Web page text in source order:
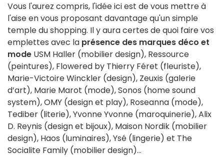
Vous l'aurez compris, l'idée ici est de vous mettre à
l'aise en vous proposant davantage qu'un simple
temple du shopping. Il y aura certes de quoi faire vos
emplettes avec la présence des marques déco et
mode USM Haller (mobilier design), Ressource
(peintures), Flowered by Thierry Féret (fleuriste),
Marie-Victoire Winckler (design), Zeuxis (galerie
d’art), Marie Marot (mode), Sonos (home sound
system), OMY (design et play), Roseanna (mode),
Tediber (literie), Yvonne Yvonne (maroquinerie), Alix
D. Reynis (design et bijoux), Maison Nordik (mobilier
design), Haos (luminaires), Ysé (lingerie) et The
Socialite Family (mobilier design)...